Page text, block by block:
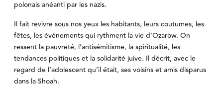
polonais anéanti par les nazis.
Il fait revivre sous nos yeux les habitants, leurs coutumes, les
fêtes, les événements qui rythment la vie d’Ozarow. On
ressent la pauvreté, l’antisémitisme, la spiritualité, les
tendances politiques et la solidarité juive. Il décrit, avec le
regard de l’adolescent qu’il était, ses voisins et amis disparus
dans la Shoah.